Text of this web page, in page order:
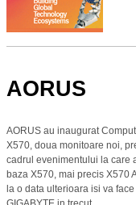
AORUS
AORUS au inaugurat
X570, doua monitoare noi,
cadrul evenimentului la care
baza X570, mai precis X570
la o data ulterioara isi va